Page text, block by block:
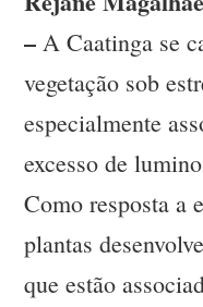
– A Caatinga se
vegetação sob
especialmente
excesso de
Como resposta a
plantas
que estão